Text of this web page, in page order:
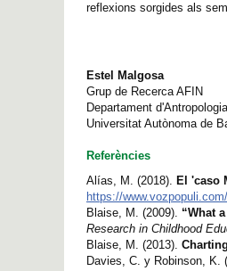
reflexions sorgides als
Estel Malgosa
Grup de Recerca AFIN
Departament
Universitat Autònoma de
Referències
Alías, M. (2018). El 'caso
https://
Blaise, M. (2009). “What
Research in Childhood
Blaise, M. (2013).
Davies, C. y Robinson, K.